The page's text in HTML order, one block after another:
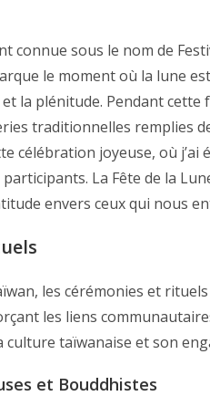
connue sous le nom de
le moment où la lune
la plénitude. Pendant
traditionnelles remplies
célébration joyeuse, où
La Fête de la
envers ceux qui nous
les cérémonies et
les liens
taïwanaise et son
et Bouddhistes